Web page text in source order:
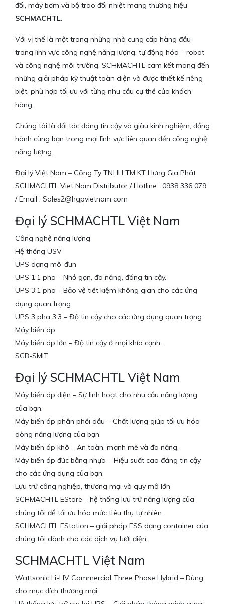
đổi, máy bơm và bộ trao đổi nhiệt mang thương hiệu
SCHMACHTL.
Với vị thế là một trong những nhà cung cấp hàng đầu
trong lĩnh vực công nghệ năng lượng, tự động hóa – robot
và công nghệ môi trường, SCHMACHTL cam kết mang đến
những giải pháp kỹ thuật toàn diện và được thiết kế riêng
biệt, phù hợp tối ưu với từng nhu cầu cụ thể của khách
hàng.
Chúng tôi là đối tác đáng tin cậy và giàu kinh nghiệm, đồng
hành cùng bạn trong mọi lĩnh vực liên quan đến công nghệ
năng lượng.
Đại lý Việt Nam – Công Ty TNHH TM KT Hưng Gia Phát
SCHMACHTL Viet Nam Distributor / Hotline : 0938 336 079
/ Email : Sales2@hgpvietnam.com
Đại lý SCHMACHTL Việt Nam
Công nghệ năng lượng
Hệ thống USV
UPS dạng mô-đun
UPS 1:1 pha – Nhỏ gọn, đa năng, đáng tin cậy.
UPS 3:1 pha – Bảo vệ tiết kiệm không gian cho các ứng
dụng quan trọng.
UPS 3 pha 3:3 – Độ tin cậy cho các ứng dụng quan trọng
Máy biến áp
Máy biến áp lớn – Độ tin cậy ở mọi khía cạnh.
SGB-SMIT
Đại lý SCHMACHTL Việt Nam
Máy biến áp điện – Sự linh hoạt cho nhu cầu năng lượng
của bạn.
Máy biến áp phân phối dầu – Chất lượng giúp tối ưu hóa
dòng năng lượng của bạn.
Máy biến áp khô – An toàn, mạnh mẽ và đa năng.
Máy biến áp đúc bằng nhựa – Hiệu suất cao đáng tin cậy
cho các ứng dụng của bạn.
Lưu trữ công nghiệp, thương mại và quy mô lớn
SCHMACHTL EStore – hệ thống lưu trữ năng lượng của
chúng tôi để tối ưu hóa mức tiêu thụ tự nhiên.
SCHMACHTL EStation – giải pháp ESS dạng container của
chúng tôi dành cho các dịch vụ lưới điện.
SCHMACHTL Việt Nam
Wattsonic Li-HV Commercial Three Phase Hybrid – Dùng
cho mục đích thương mại